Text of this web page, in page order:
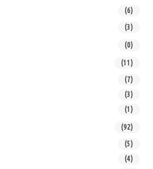
(6)
(3)
(0)
(11)
(7)
(3)
(1)
(92)
(5)
(4)